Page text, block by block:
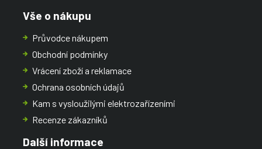
Vše o nákupu
Průvodce nákupem
Obchodní podmínky
Vrácení zboží a reklamace
Ochrana osobních údajů
Kam s vysloužilými elektrozařízeními
Recenze zákazníků
Další informace